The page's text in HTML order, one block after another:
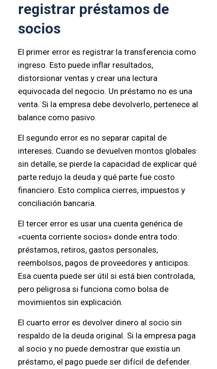
registrar préstamos de
socios
El primer error es registrar la transferencia como
ingreso. Esto puede inflar resultados,
distorsionar ventas y crear una lectura
equivocada del negocio. Un préstamo no es una
venta. Si la empresa debe devolverlo, pertenece al
balance como pasivo.
El segundo error es no separar capital de
intereses. Cuando se devuelven montos globales
sin detalle, se pierde la capacidad de explicar qué
parte redujo la deuda y qué parte fue costo
financiero. Esto complica cierres, impuestos y
conciliación bancaria.
El tercer error es usar una cuenta genérica de
«cuenta corriente socios» donde entra todo:
préstamos, retiros, gastos personales,
reembolsos, pagos de proveedores y anticipos.
Esa cuenta puede ser útil si está bien controlada,
pero peligrosa si funciona como bolsa de
movimientos sin explicación.
El cuarto error es devolver dinero al socio sin
respaldo de la deuda original. Si la empresa paga
al socio y no puede demostrar que existía un
préstamo, el pago puede ser difícil de defender.